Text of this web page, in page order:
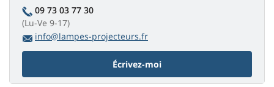
09 73 03 77 30
(Lu-Ve 9-17)
info@lampes-projecteurs.fr
Écrivez-moi